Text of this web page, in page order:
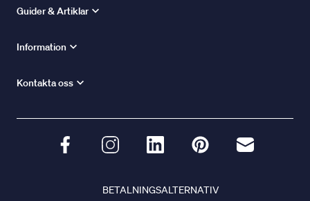
Guider & Artiklar
Information
Kontakta oss
BETALNINGSALTERNATIV